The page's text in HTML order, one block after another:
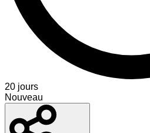
20 jours
Nouveau